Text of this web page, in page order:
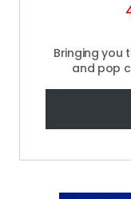
Bringing you
and pop